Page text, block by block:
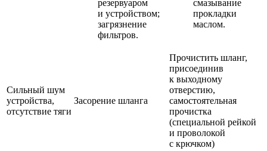
резервуаром
и устройством;
загрязнение
фильтров.
смазывание
прокладки
маслом.
Сильный шум
устройства,
отсутствие тяги
Засорение шланга
Прочистить шланг,
присоединив
к выходному
отверстию,
самостоятельная
прочистка
(специальной рейкой
и проволокой
с крючком)